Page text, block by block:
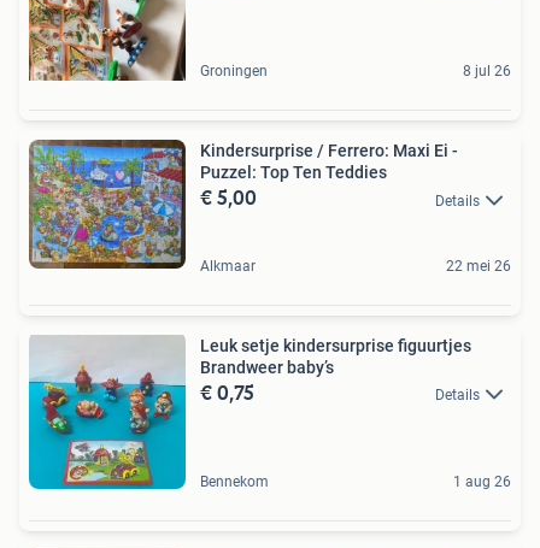
Groningen 8 jul 26
Kindersurprise / Ferrero: Maxi Ei -
Puzzel: Top Ten Teddies
€ 5,00 Details
Alkmaar 22 mei 26
Leuk setje kindersurprise figuurtjes
Brandweer baby’s
€ 0,75 Details
Bennekom 1 aug 26